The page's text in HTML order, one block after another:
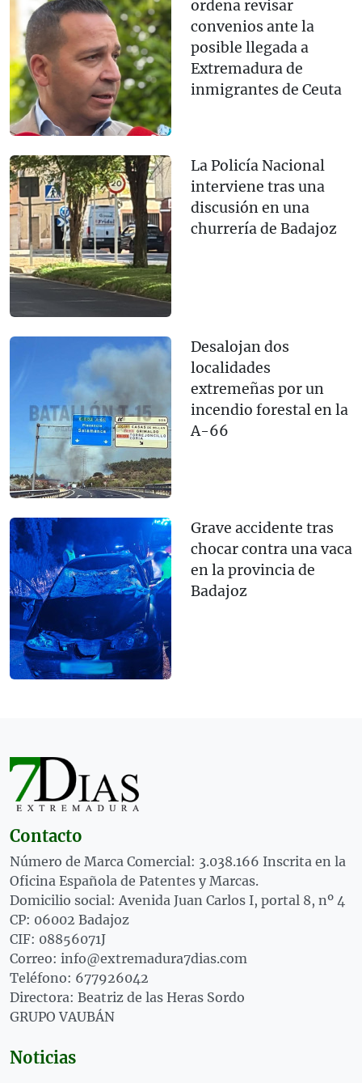
ordena revisar
convenios ante la
posible llegada a
Extremadura de
inmigrantes de Ceuta
La Policía Nacional
interviene tras una
discusión en una
churrería de Badajoz
Desalojan dos
localidades
extremeñas por un
incendio forestal en la
A-66
Grave accidente tras
chocar contra una vaca
en la provincia de
Badajoz
Contacto
Número de Marca Comercial: 3.038.166 Inscrita en la
Oficina Española de Patentes y Marcas.
Domicilio social: Avenida Juan Carlos I, portal 8, nº 4
CP: 06002 Badajoz
CIF: 08856071J
Correo: info@extremadura7dias.com
Teléfono: 677926042
Directora: Beatriz de las Heras Sordo
GRUPO VAUBÁN
Noticias